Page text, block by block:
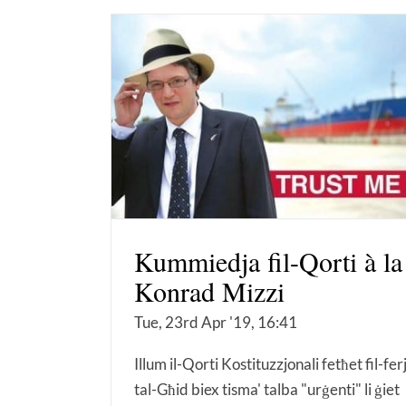
Kummiedja fil-Qorti à la
Konrad Mizzi
Tue, 23rd Apr '19, 16:41
Illum il-Qorti Kostituzzjonali fetħet fil-
tal-Għid biex tisma' talba "urġenti" li ġiet